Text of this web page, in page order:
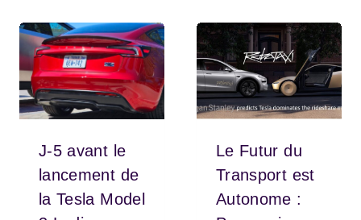
J-5 avant le
lancement de
la Tesla Model
Le Futur du
Transport est
Autonome :